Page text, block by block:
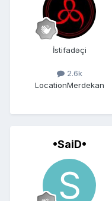
İstifadəçi
2.6k
LocationMerdekan
•SaiD•